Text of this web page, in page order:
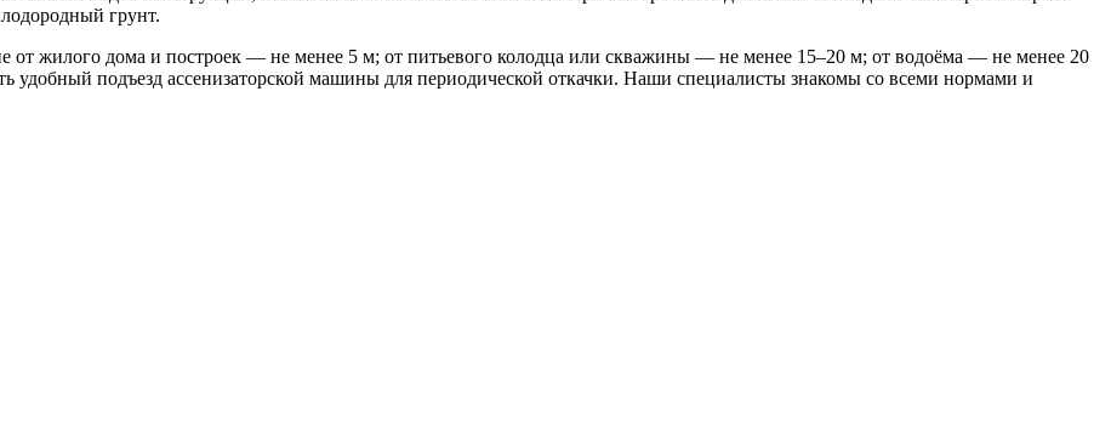
грунт.
жилого дома и построек — не менее 5 м; от питьевого колодца или скважины — не менее 15–20 м; от водоёма — не менее 20
удобный подъезд ассенизаторской машины для периодической откачки. Наши специалисты знакомы со всеми нормами и